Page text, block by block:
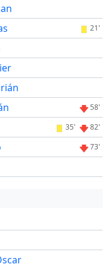
21'
58'
35' 82'
73'